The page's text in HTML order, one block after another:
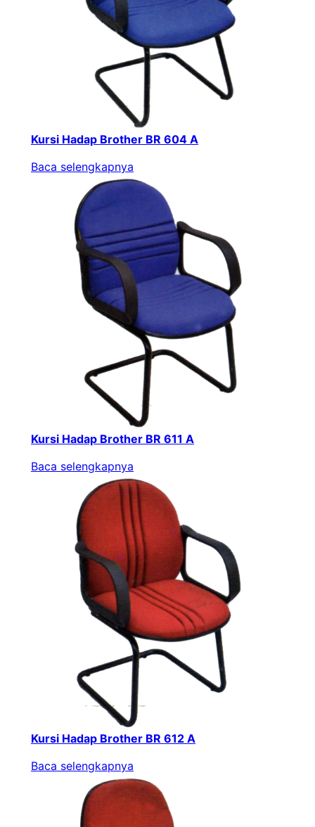
Kursi Hadap Brother BR 604 A
Baca selengkapnya
Kursi Hadap Brother BR 611 A
Baca selengkapnya
Kursi Hadap Brother BR 612 A
Baca selengkapnya